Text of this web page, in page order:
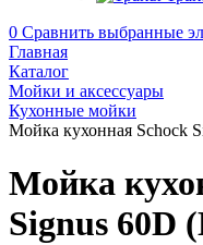
0 Сравнить выбранные
Главная
Каталог
Мойки и аксессуары
Кухонные мойки
Мойка кухонная Schock
Мойка
Signus 60D